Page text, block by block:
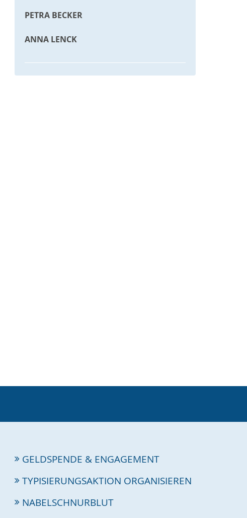
PETRA BECKER
ANNA LENCK
GELDSPENDE & ENGAGEMENT
TYPISIERUNGSAKTION ORGANISIEREN
NABELSCHNURBLUT